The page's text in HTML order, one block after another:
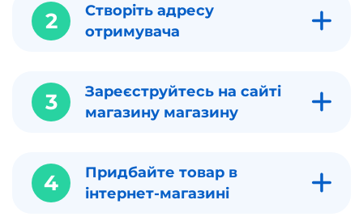
2
Створіть адресу
отримувача
3
Зареєструйтесь на сайті
магазину магазину
4
Придбайте товар в
інтернет-магазині